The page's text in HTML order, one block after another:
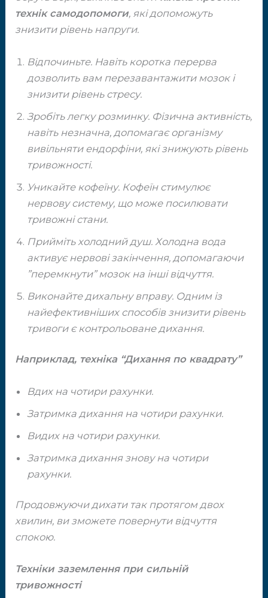
технік самодопомоги, які допоможуть ​
знизити рівень напруги.
Відпочиньте. Навіть коротка перерва ​
дозволить вам перезавантажити мозок і ​
знизити рівень стресу.
Зробіть легку розминку. Фізична ​активність,
навіть незначна, допомагає ​організму
вивільняти ендорфіни, які ​знижують рівень
тривожності.
Уникайте кофеїну. Кофеїн стимулює ​
нервову систему, що може посилювати ​
тривожні стани.
Прийміть холодний душ. Холодна вода ​
активує нервові закінчення, допомагаючи ​
”перемкнути” мозок на інші відчуття.
Виконайте дихальну вправу. Одним із ​
найефективніших способів знизити ​рівень
тривоги є контрольоване дихання.
Наприклад, техніка “Дихання по квадрату”
Вдих на чотири рахунки.
Затримка дихання на чотири рахунки.
Видих на чотири рахунки.
Затримка дихання знову на чотири
рахунки.
Продовжуючи дихати так протягом двох
хвилин, ​ви зможете повернути відчуття
спокою.
Техніки заземлення при сильній
тривожності